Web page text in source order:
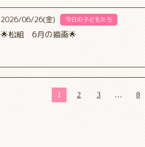
2026/06/26(金) 今日の子どもたち
🌟松組 6月の描画🌟
1 2 3 … 8